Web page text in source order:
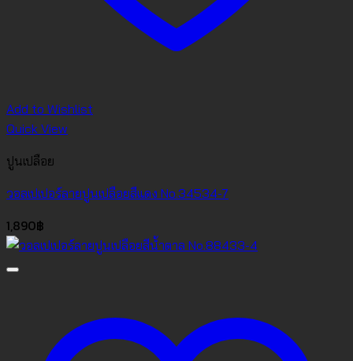
Add to Wishlist
Quick View
ปูนเปลือย
วอลเปเปอร์ลายปูนเปลือยสีแดง No.34534-7
1,890฿